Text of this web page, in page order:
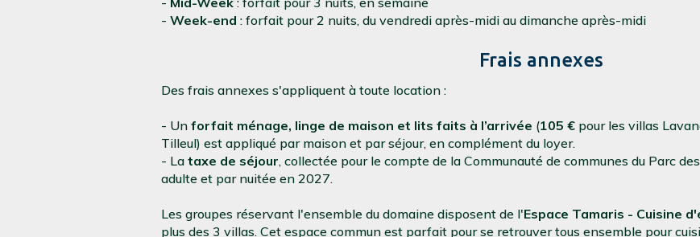
- Week-end : forfait pour 2 nuits, du vendredi après-midi au dimanche après-midi
Frais annexes
Des frais annexes s'appliquent à toute location :
- Un forfait ménage, linge de maison et lits faits à l’arrivée (105 € pour les villas
Tilleul) est appliqué par maison et par séjour, en complément du loyer.
- La taxe de séjour, collectée pour le compte de la Communauté de communes du Parc
adulte et par nuitée en 2027.
Les groupes réservant l'ensemble du domaine disposent de l'Espace Tamaris - Cuisine
plus des 3 villas. Cet espace commun est parfait pour se retrouver tous ensemble pour